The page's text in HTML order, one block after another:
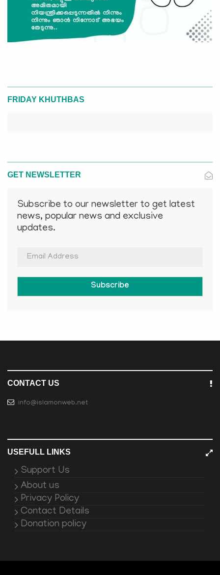
FRIDAY KHUTHBAS
GET NEWSLETTER
Subscribe to our newsletter to get latest
news, popular news and exclusive
updates.
Subscribe
CONTACT US
info@islamonweb.net
USEFULL LINKS
Support Us
About us
Privacy Policy
Contact Details
Donation policy